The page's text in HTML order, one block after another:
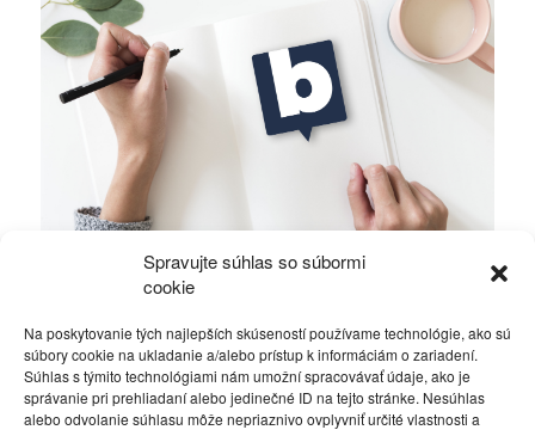
Spravujte súhlas so súbormi
cookie
Na poskytovanie tých najlepších skúseností používame technológie, ako sú
súbory cookie na ukladanie a/alebo prístup k informáciám o zariadení.
Súhlas s týmito technológiami nám umožní spracovávať údaje, ako je
správanie pri prehliadaní alebo jedinečné ID na tejto stránke. Nesúhlas
alebo odvolanie súhlasu môže nepriaznivo ovplyvniť určité vlastnosti a
Alawiti v Sýrii bojujú o holé prežitie
Rôzne 16. októbra 2019